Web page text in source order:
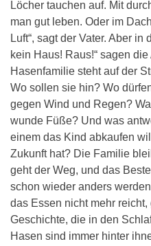
Löcher tauchen auf. Mit
man gut leben. Oder im
Luft“, sagt der Vater. Aber
kein Haus! Raus!“ sagen
Hasenfamilie steht auf der
Wo sollen sie hin? Wo
gegen Wind und Regen?
wunde Füße? Und was
einem das Kind abkaufen
Zukunft hat? Die Familie
geht der Weg, und das
schon wieder anders
das Essen nicht mehr
Geschichte, die in den
Hasen sind immer hinter